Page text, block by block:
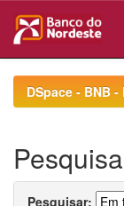
navigationDSpace - BNB
Pesquisar: